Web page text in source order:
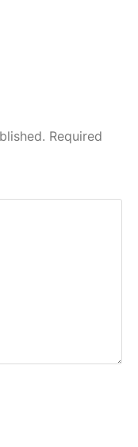
Required